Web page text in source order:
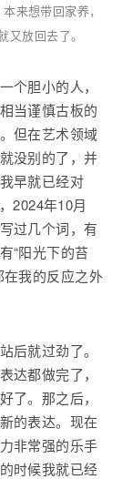
来想带回家养，
放回去了。
个胆小的人，
当谨慎古板的
但在艺术领域
没别的了，并
早就已经对
2024年10月
过几个词，有
“阳光下的苔
我的反应之外
后就过劲了。
达都做完了，
了。那之后，
的表达。现在
非常强的乐手
时候我就已经